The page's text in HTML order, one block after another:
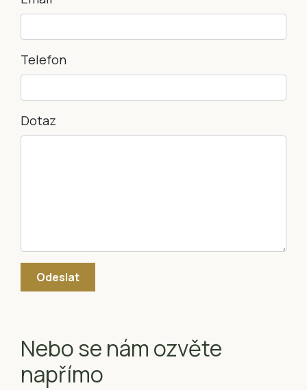
Telefon
Dotaz
Nebo se nám ozvěte
napřímo